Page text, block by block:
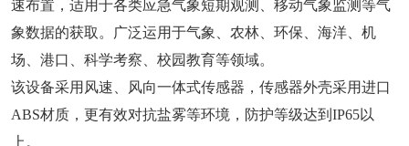
速布置，适用于各类应急气象短期观测、移动气象监测等气
象数据的获取。广泛运用于气象、农林、环保、海洋、机
场、港口、科学考察、校园教育等领域。
该设备采用风速、风向一体式传感器，传感器外壳采用进口
ABS材质，更有效对抗盐雾等环境，防护等级达到IP65以
上。